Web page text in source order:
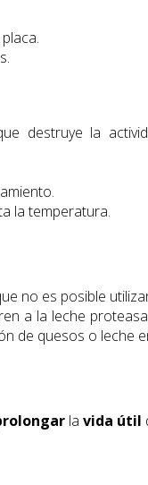
destruye la
la temperatura.
no es posible
a la leche
de quesos o leche
la vida útil